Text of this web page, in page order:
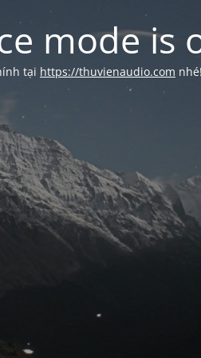
mode is
tại https://thuvienaudio.com